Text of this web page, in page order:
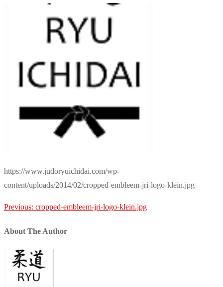
https://www.judoryuichidai.com/wp-
content/uploads/2014/02/cropped-embleem-jri-logo-klein.jpg
Post
Previous: cropped-embleem-jri-logo-klein.jpg
About The Author